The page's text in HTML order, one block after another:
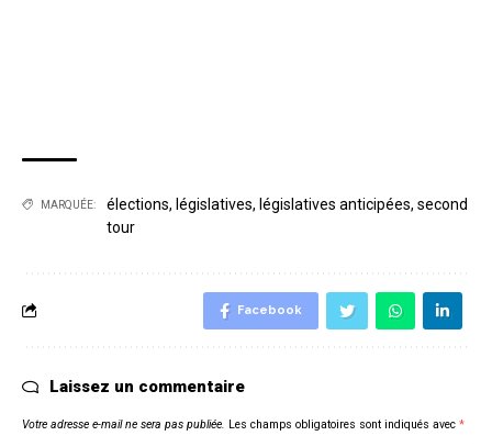
MARQUÉE: élections, législatives, législatives anticipées, second
tour
Facebook
Laissez un commentaire
Votre adresse e-mail ne sera pas publiée. Les champs obligatoires sont indiqués avec *